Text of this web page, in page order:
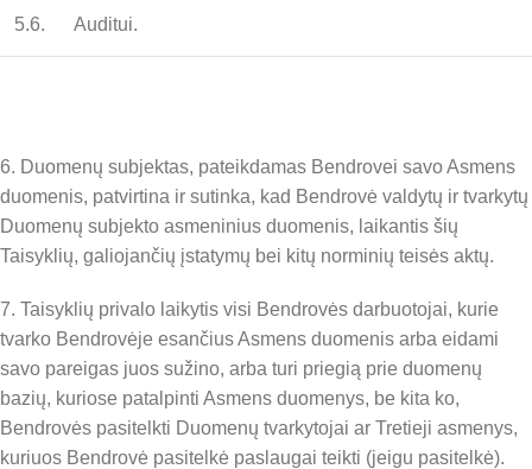
5.6. Auditui.
6. Duomenų subjektas, pateikdamas Bendrovei savo Asmens
duomenis, patvirtina ir sutinka, kad Bendrovė valdytų ir tvarkytų
Duomenų subjekto asmeninius duomenis, laikantis šių
Taisyklių, galiojančių įstatymų bei kitų norminių teisės aktų.
7. Taisyklių privalo laikytis visi Bendrovės darbuotojai, kurie
tvarko Bendrovėje esančius Asmens duomenis arba eidami
savo pareigas juos sužino, arba turi priegią prie duomenų
bazių, kuriose patalpinti Asmens duomenys, be kita ko,
Bendrovės pasitelkti Duomenų tvarkytojai ar Tretieji asmenys,
kuriuos Bendrovė pasitelkė paslaugai teikti (jeigu pasitelkė).